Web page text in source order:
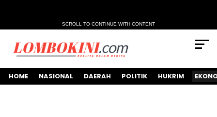
SCROLL TO CONTINUE WITH CONTENT
HOME NASIONAL DAERAH POLITIK HUKRIM